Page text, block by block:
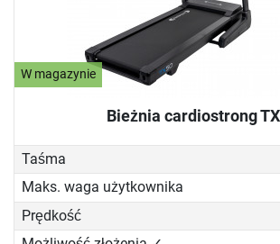
W magazynie
Bieżnia cardiostrong
Taśma
Maks. waga użytkownika
Prędkość